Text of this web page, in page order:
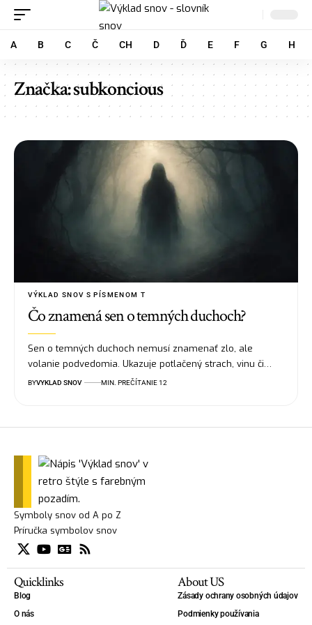
A B C Č CH D Ď E F G H
Značka:subkoncious
VÝKLAD SNOV S PÍSMENOM T
Čo znamená sen o temných duchoch?
Sen o temných duchoch nemusí znamenať zlo, ale
volanie podvedomia. Ukazuje potlačený strach, vinu či…
BYVYKLAD SNOV MIN. PREČÍTANIE 12
Symboly snov od A po Z
Príručka symbolov snov
Quicklinks
Blog
O nás
About US
Zásady ochrany osobných údajov
Podmienky používania